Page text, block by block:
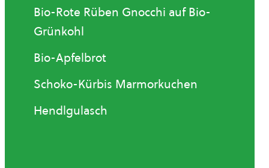
Bio-Rote Rüben Gnocchi auf Bio-
Grünkohl
Bio-Apfelbrot
Schoko-Kürbis Marmorkuchen
Hendlgulasch